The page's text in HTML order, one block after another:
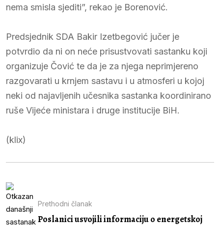
nema smisla sjediti”, rekao je Borenović.
Predsjednik SDA Bakir Izetbegović jučer je
potvrdio da ni on neće prisustvovati sastanku koji
organizuje Čović te da je za njega neprimjereno
razgovarati u krnjem sastavu i u atmosferi u kojoj
neki od najavljenih učesnika sastanka koordinirano
ruše Vijeće ministara i druge institucije BiH.
(klix)
Prethodni članak
Poslanici usvojili informaciju o energetskoj